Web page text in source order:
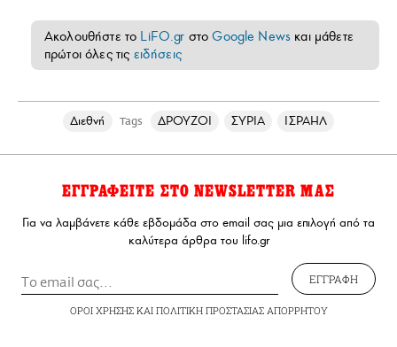
Ακολουθήστε το LiFO.gr στοGoogle News και μάθετε
πρώτοι όλες τις ειδήσεις
Διεθνή Tags ΔΡΟΥΖΟΙ ΣΥΡΙΑ ΙΣΡΑΗΛ
ΕΓΓΡΑΦΕΙΤΕ ΣΤΟ NEWSLETTER ΜΑΣ
Για να λαμβάνετε κάθε εβδομάδα στο email σας μια επιλογή από τα
καλύτερα άρθρα του lifo.gr
ΕΓΓΡΑΦΗ
ΟΡΟΙ ΧΡΗΣΗΣΚΑΙ ΠΟΛΙΤΙΚΗ ΠΡΟΣΤΑΣΙΑΣ ΑΠΟΡΡΗΤΟΥ